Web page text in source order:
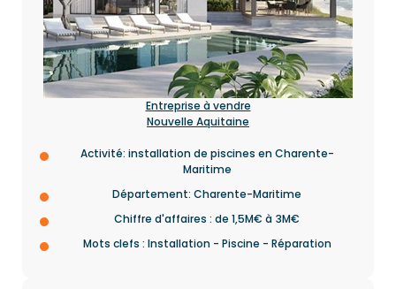
Entreprise à vendre
Nouvelle Aquitaine
Activité: installation de piscines en Charente-
Maritime
Département: Charente-Maritime
Chiffre d'affaires : de 1,5M€ à 3M€
Mots clefs : Installation - Piscine - Réparation